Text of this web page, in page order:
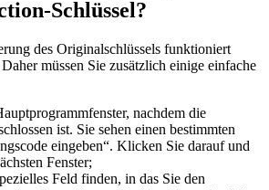
Schlüssel?
des Originalschlüssels funktioniert
müssen Sie zusätzlich einige einfache
nachdem die
ist. Sie sehen einen bestimmten
eingeben“. Klicken Sie darauf und
Fenster;
Feld finden, in das Sie den